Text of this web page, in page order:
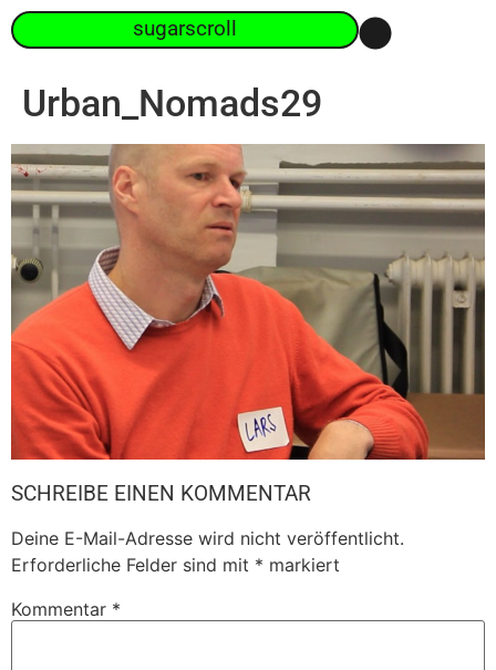
sugarscroll
Urban_Nomads29
SCHREIBE EINEN KOMMENTAR
Deine E-Mail-Adresse wird nicht veröffentlicht.
Erforderliche Felder sind mit * markiert
Kommentar *